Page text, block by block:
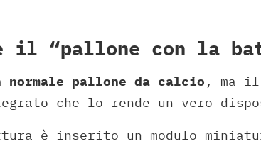
il “pallone con la
normale pallone da calcio , ma il
che lo rende un vero
è inserito un modulo